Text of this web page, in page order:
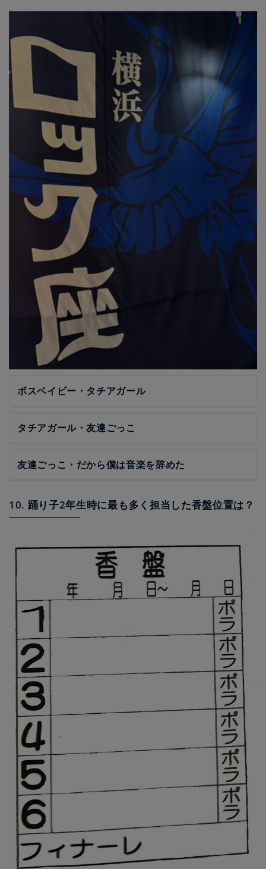
ボスベイビー・タチアガール
タチアガール・友達ごっこ
友達ごっこ・だから僕は音楽を辞めた
10. 踊り子2年生時に最も多く担当した香盤位置は？